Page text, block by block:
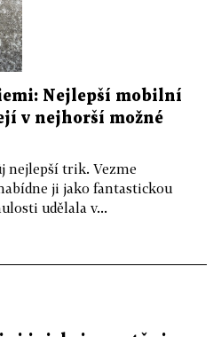
Nejlepší mobilní
v nejhorší možné
nejlepší trik. Vezme
ji jako fantastickou
udělala v...